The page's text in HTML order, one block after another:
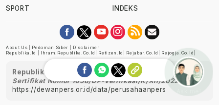
SPORT
INDEKS
About Us Pedoman Siber
Disclaimer
Republika.id
Ihram.republika.co.id Retizen.id Rejabar.co.id Rejogja.co.id
Republika telah diverifikasi oleh Dewan Pers
Sertifikat Nomor 1058/DP-Verifikasi/K/XII/2022
https://dewanpers.or.id/data/perusahaanpers